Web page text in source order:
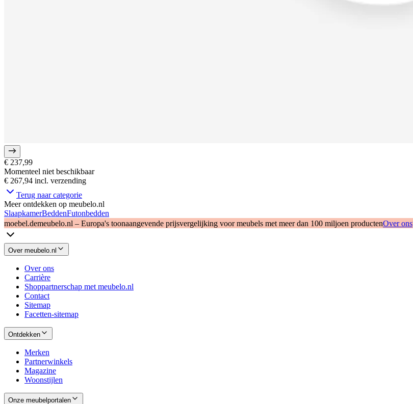
€ 237,99
Momenteel niet beschikbaar
€ 267,94 incl. verzending
Terug naar categorie
Meer ontdekken op meubelo.nl
SlaapkamerBeddenFutonbedden
moebel.demeubelo.nl – Europa's toonaangevende prijsvergelijking voor meubels met meer dan 100 miljoen productenOver ons
Over meubelo.nl
Over ons
Carrière
Shoppartnerschap met meubelo.nl
Contact
Sitemap
Facetten-sitemap
Ontdekken
Merken
Partnerwinkels
Magazine
Woonstijlen
Onze meubelportalen